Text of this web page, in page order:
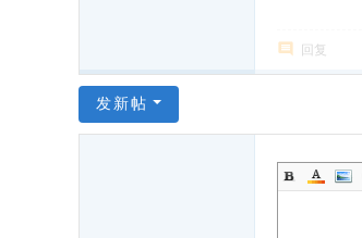
回复
发新帖